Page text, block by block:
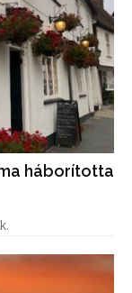
háborította